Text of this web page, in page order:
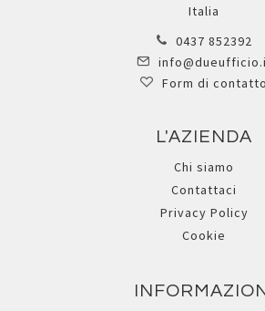
Italia
0437 852392
Form di contatto
L'AZIENDA
Chi siamo
Contattaci
Privacy Policy
Cookie
INFORMAZIONI